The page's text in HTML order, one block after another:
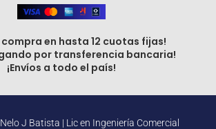
compra en hasta 12 cuotas fijas!
por transferencia bancaria!
¡Envíos a todo el país!
Nelo J Batista | Lic en Ingeniería Comercial